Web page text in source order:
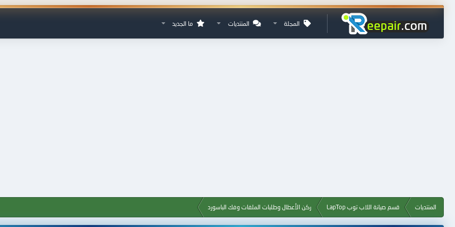
المجلة المنتديات ما الجديد
المنتديات قسم صيانة اللاب توب LapTop ركن الأعطال وطلبات الملفات وفك الباسورد